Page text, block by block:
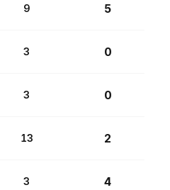
9 5
3 0
3 0
13 2
3 4